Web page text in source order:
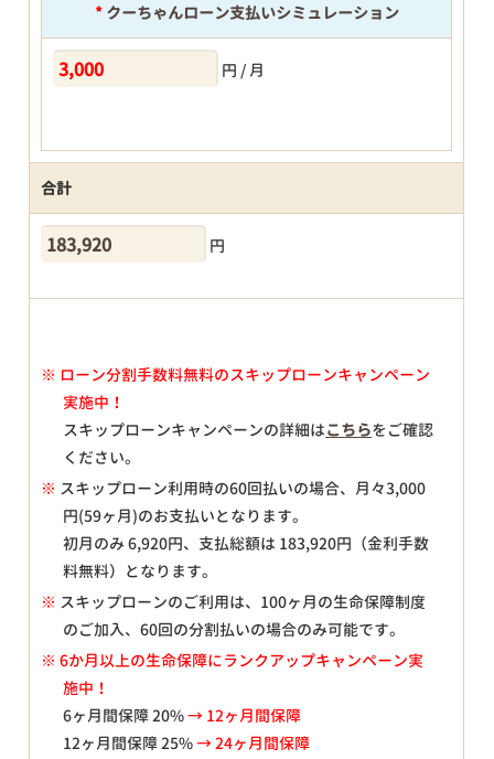
*クーちゃんローン支払いシミュレーション
円 / 月
合計
円
※ ローン分割手数料無料のスキップローンキャンペーン
実施中！
スキップローンキャンペーンの詳細はこちらをご確認
ください。
※ スキップローン利用時の60回払いの場合、月々3,000
円(59ヶ月)のお支払いとなります。
初月のみ6,920円、支払総額は 183,920円（金利手数
料無料）となります。
※ スキップローンのご利用は、100ヶ月の生命保障制度
のご加入、60回の分割払いの場合のみ可能です。
※ 6か月以上の生命保障にランクアップキャンペーン実
施中！
6ヶ月間保障 20%→ 12ヶ月間保障
12ヶ月間保障 25%→ 24ヶ月間保障